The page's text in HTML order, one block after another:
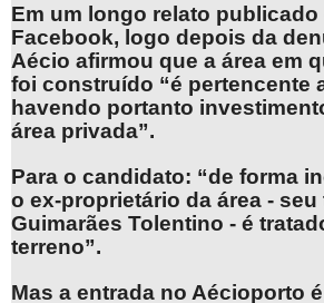
Em um longo relato
Facebook, logo depois da
Aécio afirmou que a área em
foi construído “é pertencente
havendo portanto
área privada”.
Para o candidato: “de forma
o ex-proprietário da área -
Guimarães Tolentino - é
terreno”.
Mas a entrada no Aécioporto